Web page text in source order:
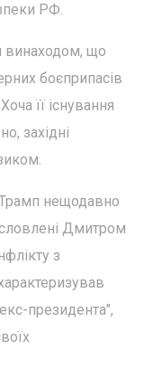
РФ.
винаходом, що
боєприпасів
її існування
західні
нещодавно
Дмитром
з
президента",